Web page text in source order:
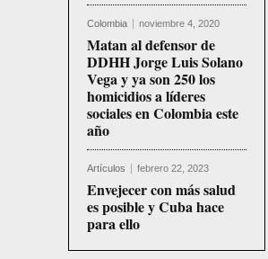
Colombia noviembre 4, 2020
Matan al defensor de
DDHH Jorge Luis Solano
Vega y ya son 250 los
homicidios a líderes
sociales en Colombia este
año
Artículos febrero 22, 2023
Envejecer con más salud
es posible y Cuba hace
para ello